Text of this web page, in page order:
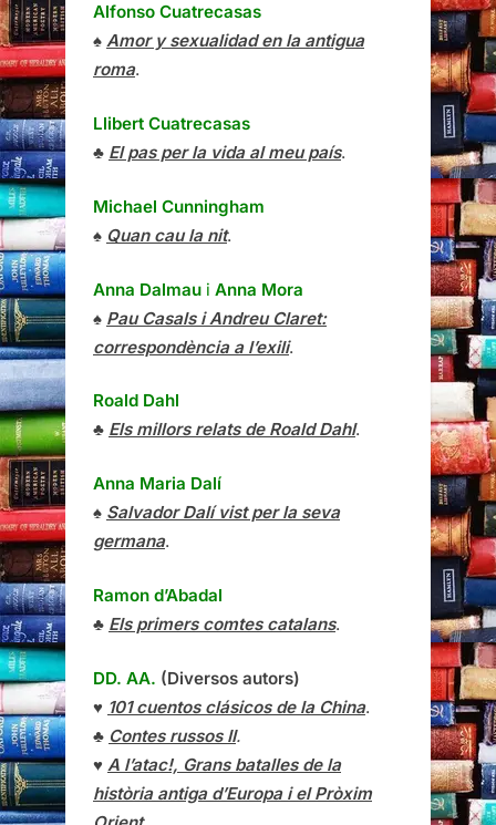
Alfonso Cuatrecasas
♠ Amor y sexualidad en la antigua
roma.
Llibert Cuatrecasas
♣ El pas per la vida al meu país.
Michael Cunningham
♠ Quan cau la nit.
Anna Dalmau i Anna Mora
♠ Pau Casals i Andreu Claret:
correspondència a l’exili.
Roald Dahl
♣ Els millors relats de Roald Dahl.
Anna Maria Dalí
♠ Salvador Dalí vist per la seva
germana.
Ramon d’Abadal
♣ Els primers comtes catalans.
DD. AA. (Diversos autors)
♥ 101 cuentos clásicos de la China.
♣ Contes russos II.
♥ A l’atac!, Grans batalles de la
història antiga d’Europa i el Pròxim